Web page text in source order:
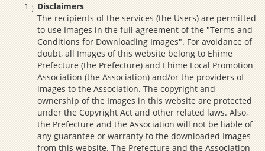
Disclaimers
The recipients of the services (the Users) are permitted
to use Images in the full agreement of the "Terms and
Conditions for Downloading Images". For avoidance of
doubt, all Images of this website belong to Ehime
Prefecture (the Prefecture) and Ehime Local Promotion
Association (the Association) and/or the providers of
images to the Association. The copyright and
ownership of the Images in this website are protected
under the Copyright Act and other related laws. Also,
the Prefecture and the Association will not be liable of
any guarantee or warranty to the downloaded Images
from this website. The Prefecture and the Association